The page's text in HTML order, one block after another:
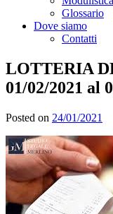
Glossario
Dove siamo
Contatti
LOTTERIA
01/02/2021 al
Posted on 24/01/2021